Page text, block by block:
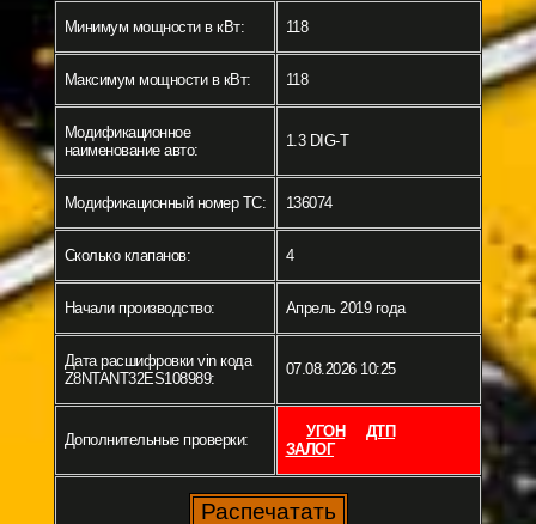
Минимум мощности в кВт: 118
Максимум мощности в кВт: 118
Модификационное
наименование авто:
1.3 DIG-T
Модификационный номер ТС: 136074
Сколько клапанов: 4
Начали производство: Апрель 2019 года
Дата расшифровки vin кода
Z8NTANT32ES108989:
07.08.2026 10:25
Дополнительные проверки: УГОН
ДТП
ЗАЛОГ